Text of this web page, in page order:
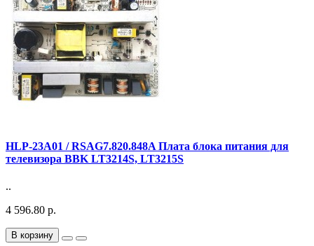
HLP-23A01 / RSAG7.820.848A Плата блока питания для
телевизора BBK LT3214S, LT3215S
..
4 596.80 р.
В корзину